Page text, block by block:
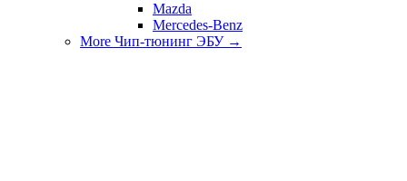
Mazda
Mercedes-Benz
More Чип-тюнинг ЭБУ →